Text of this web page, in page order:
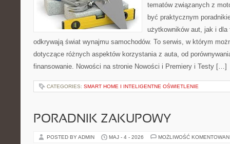
tematów związanych z
być praktycznym
użytkowników aut, jak i
odkrywają świat wynajmu samochodów. To serwis, w którym
dotyczące różnych aspektów korzystania z auta, od
finansowanie. Nowości na stronie Nowości i Premiery i Testy […]
CATEGORIES: SMART HOME I INTELIGENTNE OŚWIETLENIE
PORADNIK ZAKUPOWY
POSTED BY ADMIN MAJ - 4 - 2026 MOŻLIWOŚĆ